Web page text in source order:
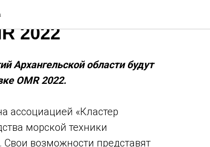
область на
2022
Архангельской области будут
OMR 2022.
ассоциацией «Кластер
морской техники
Свои возможности представят